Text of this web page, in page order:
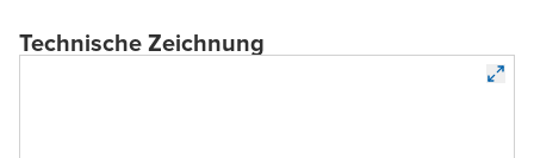
Technische Zeichnung